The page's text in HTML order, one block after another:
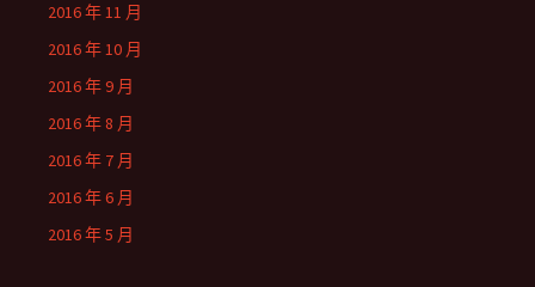
2016 年 11 月
2016 年 10 月
2016 年 9 月
2016 年 8 月
2016 年 7 月
2016 年 6 月
2016 年 5 月